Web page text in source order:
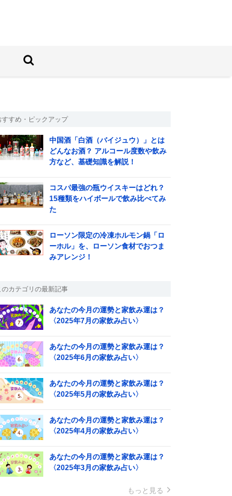
サイト
検索する
すすめ・ピックアップ
中国酒「白酒（バイジュウ）」とは
どんなお酒？ アルコール度数や飲み
方など、基礎知識を解説！
コスパ最強の瓶ウイスキーはどれ？
15種類をハイボールで飲み比べてみ
た
ローソン限定の冷凍ホルモン鍋「ロ
ーホル」を、ローソン食材でおつま
みアレンジ！
のカテゴリの最新記事
あなたの今月の運勢と家飲み運は？
〈2025年7月の家飲み占い〉
あなたの今月の運勢と家飲み運は？
〈2025年6月の家飲み占い〉
あなたの今月の運勢と家飲み運は？
〈2025年5月の家飲み占い〉
あなたの今月の運勢と家飲み運は？
〈2025年4月の家飲み占い〉
あなたの今月の運勢と家飲み運は？
〈2025年3月の家飲み占い〉
もっと見る